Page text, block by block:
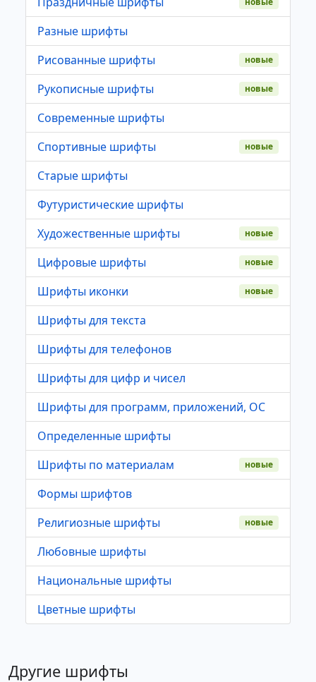
Разные шрифты
Рисованные шрифты
новые
Рукописные шрифты новые
Современные шрифты
Спортивные шрифты
новые
Старые шрифты
Футуристические шрифты
Художественные шрифты
новые
Цифровые шрифты новые
Шрифты иконки новые
Шрифты для текста
Шрифты для телефонов
Шрифты для цифр и чисел
Шрифты для программ, приложений, ОС
Определенные шрифты
Шрифты по материалам
новые
Формы шрифтов
Религиозные шрифты
новые
Любовные шрифты
Национальные шрифты
Цветные шрифты
Другие шрифты